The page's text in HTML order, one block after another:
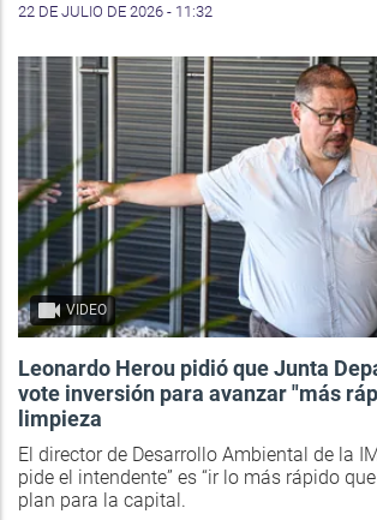
22 DE JULIO DE 2026 - 11:32
VIDEO
Leonardo Herou pidió que Junta
vote inversión para avanzar "más
limpieza
El director de Desarrollo Ambiental de la
pide el intendente” es “ir lo más rápido
plan para la capital.